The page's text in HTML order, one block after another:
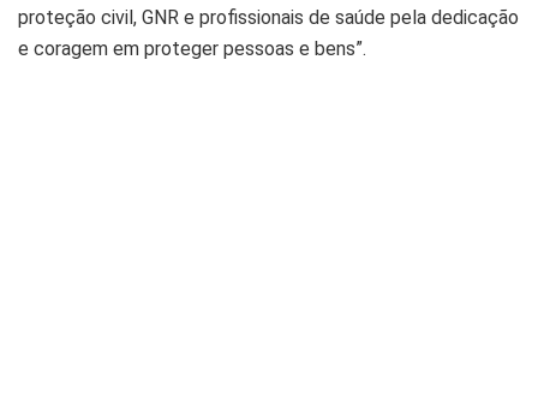
proteção civil, GNR e profissionais de saúde pela dedicação
e coragem em proteger pessoas e bens”.